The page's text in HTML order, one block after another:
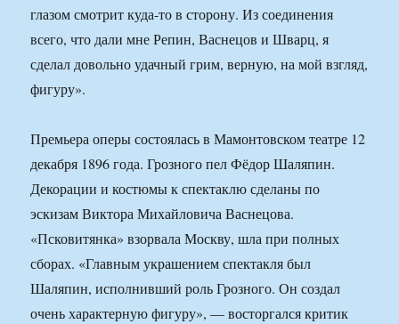
глазом смотрит куда-то в сторону. Из соединения
всего, что дали мне Репин, Васнецов и Шварц, я
сделал довольно удачный грим, верную, на мой взгляд,
фигуру».
Премьера оперы состоялась в Мамонтовском театре 12
декабря 1896 года. Грозного пел Фёдор Шаляпин.
Декорации и костюмы к спектаклю сделаны по
эскизам Виктора Михайловича Васнецова.
«Псковитянка» взорвала Москву, шла при полных
сборах. «Главным украшением спектакля был
Шаляпин, исполнивший роль Грозного. Он создал
очень характерную фигуру», — восторгался критик